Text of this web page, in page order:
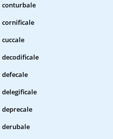
conturbale
cornificale
cuccale
decodificale
defecale
delegificale
deprecale
derubale